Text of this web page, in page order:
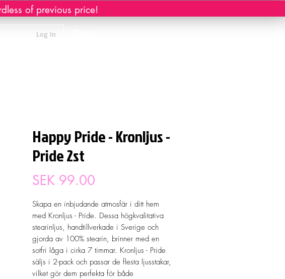
of previous price!
Log In
Happy Pride - Kronljus -
Pride 2st
SEK 99.00
Skapa en inbjudande atmosfär i ditt hem
med Kronljus - Pride. Dessa högkvalitativa
stearinljus, handtillverkade i Sverige och
gjorda av 100% stearin, brinner med en
sotfri låga i cirka 7 timmar. Kronljus - Pride
säljs i 2-pack och passar de flesta ljusstakar,
vilket gör dem perfekta för både